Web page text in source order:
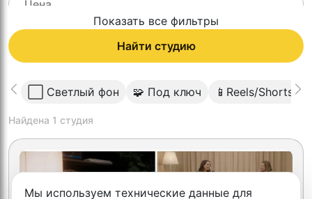
Показать все фильтры
Найти студию
⬜️ Светлый фон 🧩 Под ключ 📱Reels/Shorts
Найдена 1 студия
Мы используем технические данные для